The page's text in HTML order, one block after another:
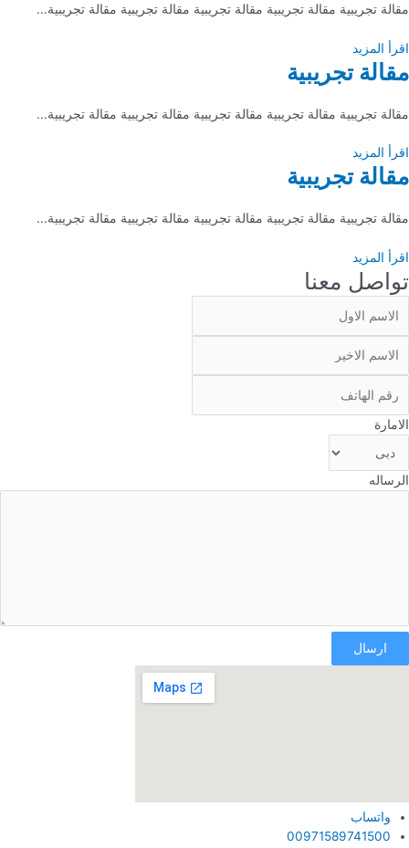
مقالة تجريبية مقالة تجريبية مقالة تجريبية مقالة تجريبية مقالة تجريبية...
اقرأ المزيد
مقالة تجريبية
مقالة تجريبية مقالة تجريبية مقالة تجريبية مقالة تجريبية مقالة تجريبية...
اقرأ المزيد
مقالة تجريبية
مقالة تجريبية مقالة تجريبية مقالة تجريبية مقالة تجريبية مقالة تجريبية...
اقرأ المزيد
تواصل معنا
الامارة
الرساله
ارسال
واتساب
00971589741500